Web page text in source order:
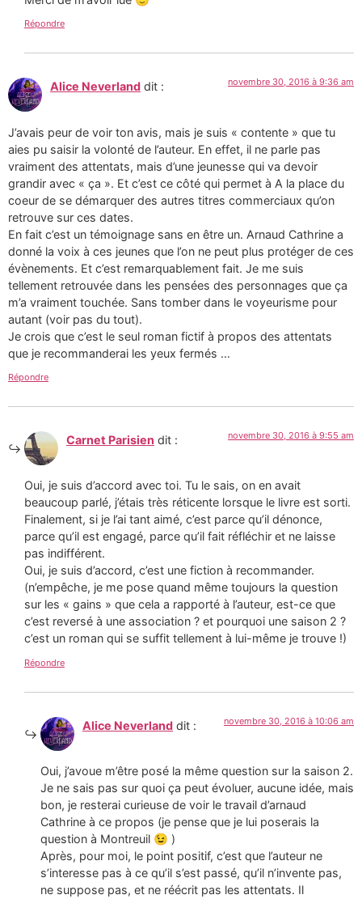
Répondre
Alice Neverland dit : novembre 30, 2016 à 9:36 am
J’avais peur de voir ton avis, mais je suis « contente » que tu
aies pu saisir la volonté de l’auteur. En effet, il ne parle pas
vraiment des attentats, mais d’une jeunesse qui va devoir
grandir avec « ça ». Et c’est ce côté qui permet à A la place du
coeur de se démarquer des autres titres commerciaux qu’on
retrouve sur ces dates.
En fait c’est un témoignage sans en être un. Arnaud Cathrine a
donné la voix à ces jeunes que l’on ne peut plus protéger de ces
évènements. Et c’est remarquablement fait. Je me suis
tellement retrouvée dans les pensées des personnages que ça
m’a vraiment touchée. Sans tomber dans le voyeurisme pour
autant (voir pas du tout).
Je crois que c’est le seul roman fictif à propos des attentats
que je recommanderai les yeux fermés …
Répondre
Carnet Parisien dit : novembre 30, 2016 à 9:55 am
Oui, je suis d’accord avec toi. Tu le sais, on en avait
beaucoup parlé, j’étais très réticente lorsque le livre est sorti.
Finalement, si je l’ai tant aimé, c’est parce qu’il dénonce,
parce qu’il est engagé, parce qu’il fait réfléchir et ne laisse
pas indifférent.
Oui, je suis d’accord, c’est une fiction à recommander.
(n’empêche, je me pose quand même toujours la question
sur les « gains » que cela a rapporté à l’auteur, est-ce que
c’est reversé à une association ? et pourquoi une saison 2 ?
c’est un roman qui se suffit tellement à lui-même je trouve !)
Répondre
Alice Neverland dit : novembre 30, 2016 à 10:06 am
Oui, j’avoue m’être posé la même question sur la saison 2.
Je ne sais pas sur quoi ça peut évoluer, aucune idée, mais
bon, je resterai curieuse de voir le travail d’arnaud
Cathrine à ce propos (je pense que je lui poserais la
question à Montreuil 😉 )
Après, pour moi, le point positif, c’est que l’auteur ne
s’interesse pas à ce qu’il s’est passé, qu’il n’invente pas,
ne suppose pas, et ne réécrit pas les attentats. Il